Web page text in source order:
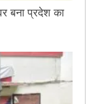
बना प्रदेश का